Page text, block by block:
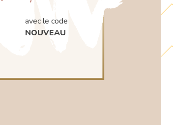
avec le code
NOUVEAU